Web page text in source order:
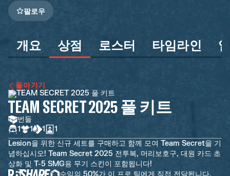
팔로우
개요 상점 로스터 타임라인
돌아가기
TEAM SECRET 2025 풀 키트
번들
1
1 1
1
Lesion을 위한 신규 세트를 구매하고 함께 모여 Team Secret을 기
념하십시오! Team Secret 2025 전투복, 머리보호구, 대원 카드 초
상화 및 T-5 SMG용 무기 스킨이 포함됩니다!
수익의 50%가 이 프로 팀에게 직접 전달됩니다.